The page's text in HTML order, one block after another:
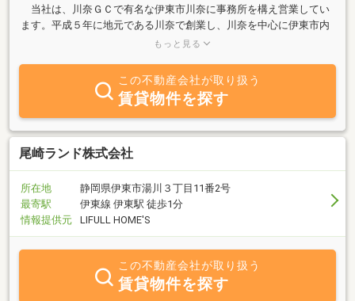
当社は、川奈ＧＣで有名な伊東市川奈に事務所を構え営業してい
ます。平成５年に地元である川奈で創業し、川奈を中心に伊東市内
の賃貸・売買仲介から不動産買取、リフォーム、不動産コンサルテ
人、高齢化率約42％の伊東市。人口減少、少子高齢化、二極化、空
き家問題、荒廃地、耕作放棄地、農地問題等々。伊東市の社会問題
を真剣に受け止め、伊東市の一企業として何ができるかを考えなが
ら日々営業しています。親子５人でやっている会社ですが、誠心・
誠意な対応を心掛けてやっていますので、不動産でご相談の際は、
ぜひ一度ご連絡下さい。
もっと見る
この不動産会社が取り扱う
賃貸物件を探す
尾崎ランド株式会社
所在地
静岡県伊東市湯川３丁目11番2号
最寄駅
伊東線 伊東駅 徒歩1分
情報提供元
LIFULL HOME'S
この不動産会社が取り扱う
賃貸物件を探す